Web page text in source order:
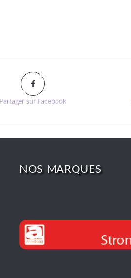
Partager sur Facebook
NOS MARQUES